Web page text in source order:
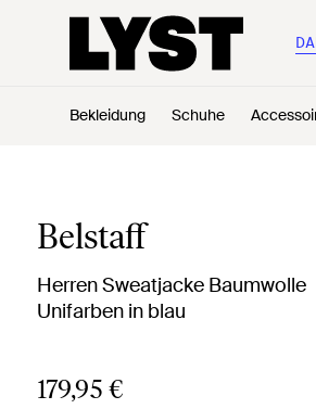
Bekleidung Schuhe
Belstaff
Herren Sweatjacke Baumwolle
Unifarben in blau
179,95 €